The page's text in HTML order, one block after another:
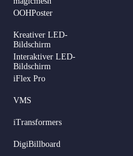
OOHPoster
Kreativer LED-
Bildschirm
Interaktiver LED-
Bildschirm
iFlex Pro
VMS
iTransformers
DigiBillboard